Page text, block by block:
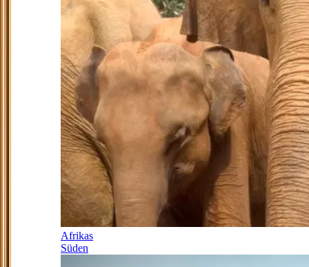
Afrikas
Süden